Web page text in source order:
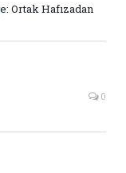
Ortak Hafızadan
0